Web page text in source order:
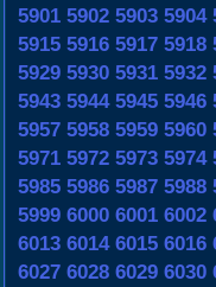
5901 5902 5903 5904
5915 5916 5917 5918
5929 5930 5931 5932
5943 5944 5945 5946
5957 5958 5959 5960
5971 5972 5973 5974
5985 5986 5987 5988
5999 6000 6001 6002
6013 6014 6015 6016
6027 6028 6029 6030